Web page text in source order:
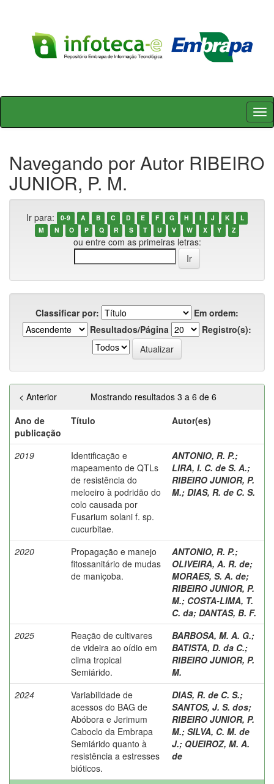
Skip
Navegando por Autor RIBEIRO
JUNIOR, P. M.
Ir para: 0-9 A B C D E F G H I J K
L
M
N O P Q R S T U V W X Y Z
ou entre com as primeiras letras:
Classificar por:
Em ordem:
Resultados/Página
Registro(s):
Mostrando resultados 3 a 6 de 6
< Anterior
Ano de
publicação
Título Autor(es)
2019
Identificação e
mapeamento de QTLs
de resistência do
meloeiro à podridão do
colo causada por
Fusarium solani f. sp.
cucurbitae.
ANTONIO, R. P.;
LIRA, I. C. de S. A.;
RIBEIRO JUNIOR, P.
M.; DIAS, R. de C. S.
2020
Propagação e manejo
fitossanitário de mudas
de maniçoba.
ANTONIO, R. P.;
OLIVEIRA, A. R. de;
MORAES, S. A. de;
RIBEIRO JUNIOR, P.
M.; COSTA-LIMA, T.
C. da; DANTAS, B. F.
2025
Reação de cultivares
de videira ao oídio em
clima tropical
Semiárido.
BARBOSA, M. A. G.;
BATISTA, D. da C.;
RIBEIRO JUNIOR, P.
M.
2024
Variabilidade de
acessos do BAG de
Abóbora e Jerimum
Caboclo da Embrapa
Semiárido quanto à
resistência a estresses
bióticos.
DIAS, R. de C. S.;
SANTOS, J. S. dos;
RIBEIRO JUNIOR, P.
M.; SILVA, C. M. de
J.; QUEIROZ, M. A.
de